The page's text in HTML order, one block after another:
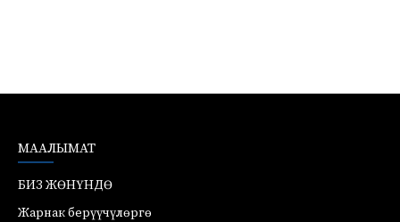
МААЛЫМАТ
БИЗ ЖӨНҮНДӨ
Жарнак берүүчүлөргө